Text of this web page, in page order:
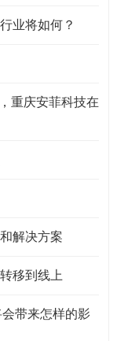
业将如何？
重庆安菲科技在
解决方案
移到线上
带来怎样的影